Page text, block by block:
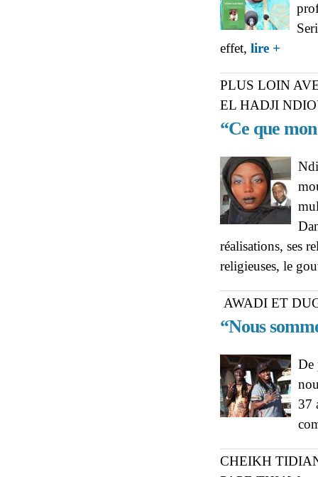
effet, lire +
PLUS LOIN
EL HADJI
“Ce que
réalisations, ses
religieuses, le
AWADI ET
“Nous
De
37
CHEIKH